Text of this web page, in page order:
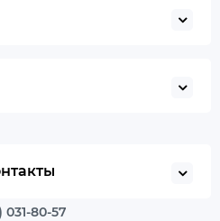
031-80-57